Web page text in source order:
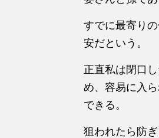
すでに最寄り
安だという。
正直私は閉口
め、容易に入
できる。
狙われたら防